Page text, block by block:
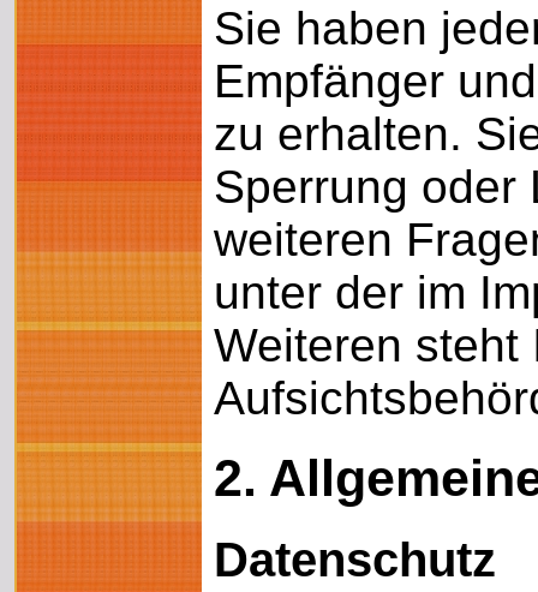
Sie haben
Empfänger
zu erhalten.
Sperrung oder
weiteren
unter der im
Weiteren steht
2.
Datenschutz